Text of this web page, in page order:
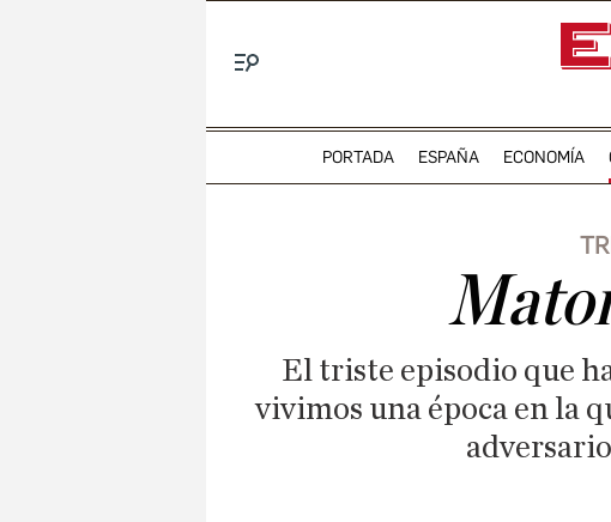
PORTADA ESPAÑA ECONOMÍA
El triste episodio que
vivimos una época en la